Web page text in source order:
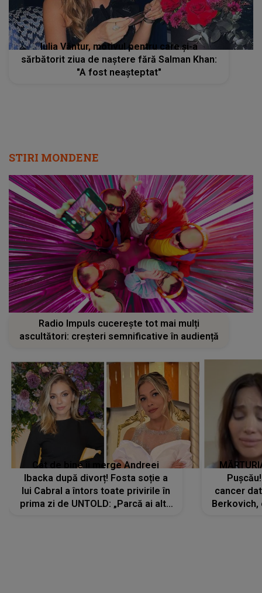
Iulia Vântur, motivul pentru care și-a
sărbătorit ziua de naștere fără Salman Khan:
"A fost neașteptat"
STIRI MONDENE
Radio Impuls cucerește tot mai mulți
ascultători: creșteri semnificative în audiență
Cât de bine îi merge Andreei
Ibacka după divorț! Fosta soție a
lui Cabral a întors toate privirile în
prima zi de UNTOLD: „Parcă ai altă
cancer
Berkovich,